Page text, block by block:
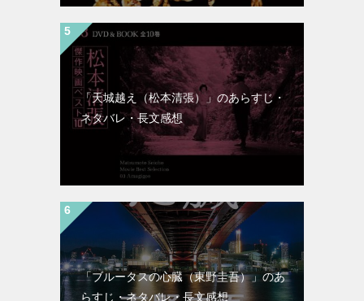
「天城越え（松本清張）」のあらすじ・
ネタバレ・長文感想
「ブルータスの心臓（東野圭吾）」のあ
らすじ・ネタバレ・長文感想